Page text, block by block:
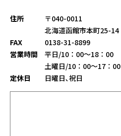
住所
〒040-0011
北海道函館市本町25-14
FAX
0138-31-8899
営業時間
平日/10：00～18：00
土曜日/10：00～17：00
定休日
日曜日､祝日